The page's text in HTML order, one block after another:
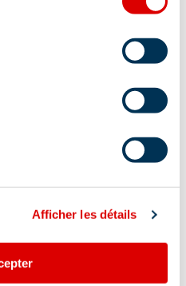
Afficher les détails
updated on
2026.